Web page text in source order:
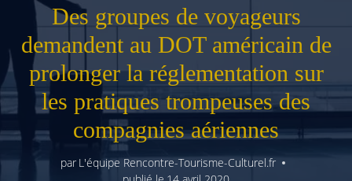
Des groupes de voyageurs
demandent au DOT américain de
prolonger la réglementation sur
les pratiques trompeuses des
compagnies aériennes
par L'équipe Rencontre-Tourisme-Culturel.fr